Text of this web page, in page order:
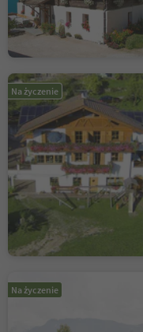
Na życzenie
Na życzenie